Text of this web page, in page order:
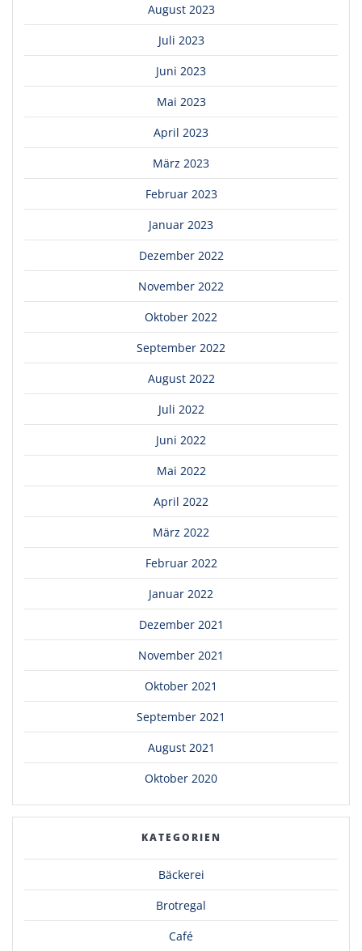
August 2023
Juli 2023
Juni 2023
Mai 2023
April 2023
März 2023
Februar 2023
Januar 2023
Dezember 2022
November 2022
Oktober 2022
September 2022
August 2022
Juli 2022
Juni 2022
Mai 2022
April 2022
März 2022
Februar 2022
Januar 2022
Dezember 2021
November 2021
Oktober 2021
September 2021
August 2021
Oktober 2020
KATEGORIEN
Bäckerei
Brotregal
Café